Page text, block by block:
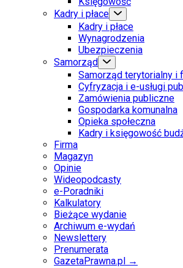
Kadry i płace
Kadry i płace
Wynagrodzenia
Ubezpieczenia
Samorząd
Samorząd terytorialny i
Cyfryzacja i e-usługi
Zamówienia publiczne
Gospodarka komunalna
Opieka społeczna
Kadry i księgowość
Firma
Magazyn
Opinie
Wideopodcasty
e-Poradniki
Kalkulatory
Bieżące wydanie
Archiwum e-wydań
Newslettery
Prenumerata
GazetaPrawna.pl →